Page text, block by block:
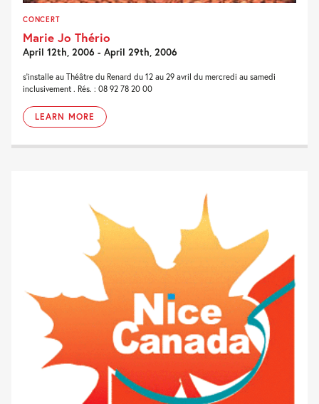
CONCERT
Marie Jo Thério
April 12th, 2006 - April 29th, 2006
s'installe au Théâtre du Renard du 12 au 29 avril du mercredi au samedi
inclusivement . Rés. : 08 92 78 20 00
LEARN MORE